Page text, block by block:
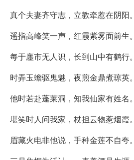
真个夫妻齐守志，立教牵惹在阴阳。
遥指高峰笑一声，红霞紫雾面前生。
每于廛市无人识，长到山中有鹤行。
时弄玉蟾驱鬼魅，夜煎金鼎煮琼英。
他时若赴蓬莱洞，知我仙家有姓名。
堪笑时人问我家，杖担云物惹烟霞。
眉藏火电非他说，手种金莲不自夸。